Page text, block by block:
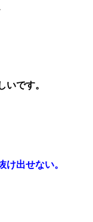
いです。
け出せない。